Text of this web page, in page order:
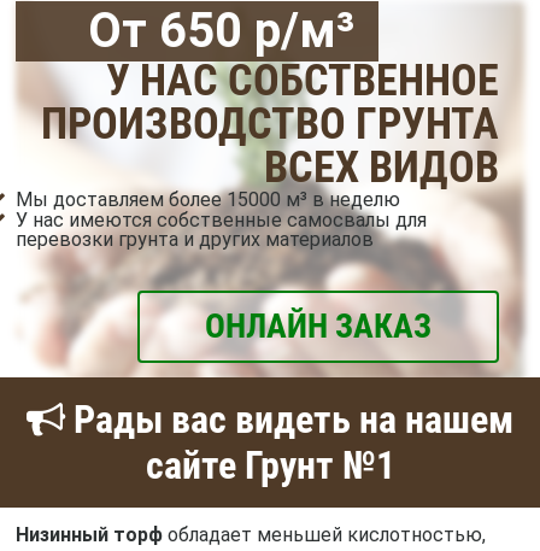
От 650 р/м³
У НАС СОБСТВЕННОЕ
ПРОИЗВОДСТВО ГРУНТА
ВСЕХ ВИДОВ
Мы доставляем более 15000 м³ в неделю
У нас имеются собственные самосвалы для
перевозки грунта и других материалов
ОНЛАЙН ЗАКАЗ
Рады вас видеть на нашем
сайте Грунт №1
Низинный торфобладает меньшей кислотностью,